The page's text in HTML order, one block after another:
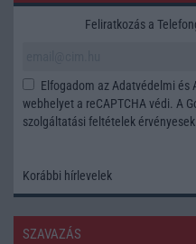
Feliratkozás a
Elfogadom azAdatvédelmi és
webhelyet a reCAPTCHA védi. A
szolgáltatási feltételek
Korábbi hírlevelek
SZAVAZÁS